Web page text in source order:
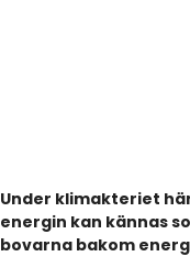
Under klimakteriet
energin kan kännas
bovarna bakom